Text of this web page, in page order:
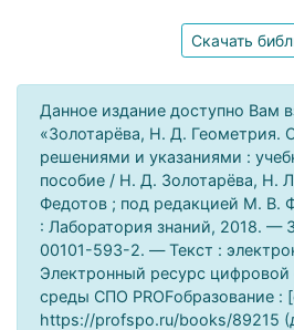
Скачать
Данное издание доступно Вам
«Золотарёва, Н. Д. Геометрия.
решениями и указаниями :
пособие / Н. Д. Золотарёва, Н.
Федотов ; под редакцией М. В.
: Лаборатория знаний, 2018. —
00101-593-2. — Текст :
Электронный ресурс цифровой
среды СПО PROFобразование :
https://profspo.ru/books/89215